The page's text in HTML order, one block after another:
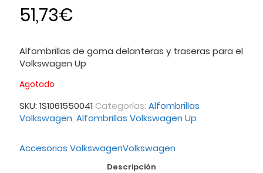
51,73€
Alfombrillas de goma delanteras y traseras para el
Volkswagen Up
Agotado
SKU: 1S1061550041 Categorías: Alfombrillas
Volkswagen, Alfombrillas Volkswagen Up
Accesorios VolkswagenVolkswagen
Descripción